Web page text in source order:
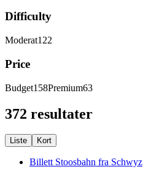
Difficulty
Moderat122
Price
Budget158Premium63
372 resultater
Liste Kort
Billett Stoosbahn fra Schwyz